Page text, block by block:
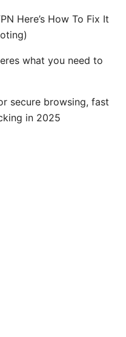
Here’s How To Fix It
what you need to
secure browsing, fast
in 2025